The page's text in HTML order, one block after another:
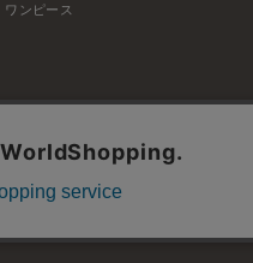
ワンピース